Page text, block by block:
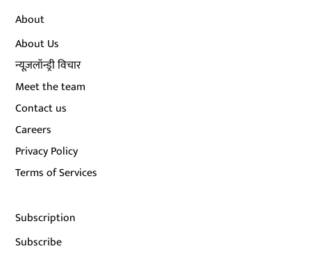
About
About Us
न्यूज़लॉन्ड्री विचार
Meet the team
Contact us
Careers
Privacy Policy
Terms of Services
Subscription
Subscribe